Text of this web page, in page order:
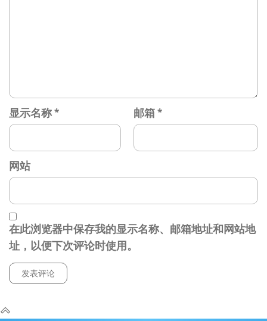
显示名称* 邮箱*
网站
在此浏览器中保存我的显示名称、邮箱地址和网站地
址，以便下次评论时使用。